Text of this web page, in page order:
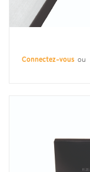
Connectez-vous ou